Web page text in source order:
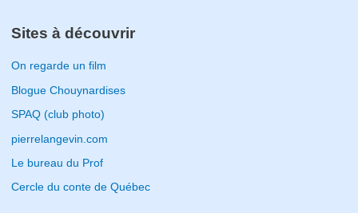
Sites à découvrir
On regarde un film
Blogue Chouynardises
SPAQ (club photo)
pierrelangevin.com
Le bureau du Prof
Cercle du conte de Québec